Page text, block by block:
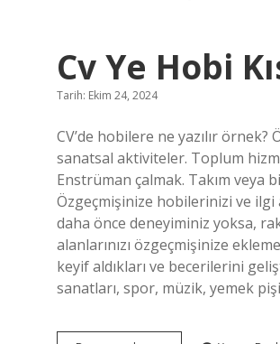
Cv Ye Hobi
Tarih: Ekim 24, 2024
CV’de hobilere ne yazılır
sanatsal aktiviteler. Toplum
Enstrüman çalmak. Takım veya
Özgeçmişinize hobilerinizi ve ilgi
daha önce deneyiminiz yoksa,
alanlarınızı özgeçmişinize
keyif aldıkları ve becerilerini
sanatları, spor, müzik, yemek